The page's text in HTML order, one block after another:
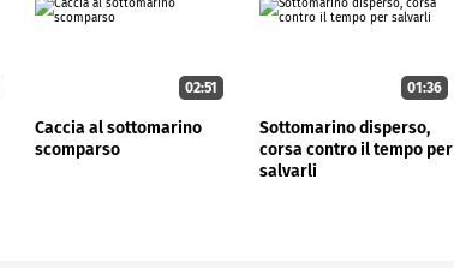
02:51
Caccia al sottomarino
scomparso
01:36
Sottomarino disperso,
corsa contro il tempo per
salvarli